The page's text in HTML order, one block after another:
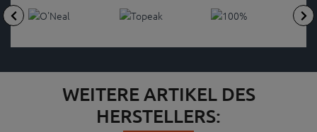
WEITERE ARTIKEL DES
HERSTELLERS: